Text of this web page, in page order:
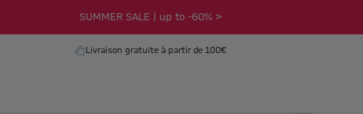
SUMMER SALE | up to -60% >
Livraison gratuite à partir de 100€